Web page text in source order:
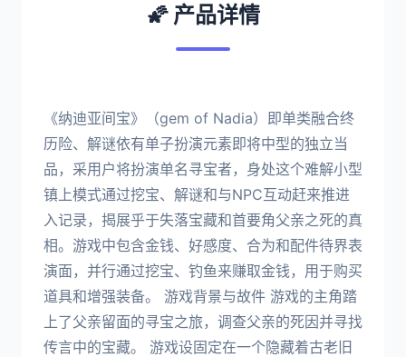
🌠 产品详情
《纳迪亚间宝》（gem of Nadia）即单类融合终
历险、解谜依有单子扮演元素即将中型的独立当
品，采用户将扮演单名寻宝者，身处这个难解小型
镇上模式通过挖宝、解谜和与NPC互动赶来推进
入记录，揭展乎于失落宝藏和首要角父亲之死的真
相。游戏中包含金钱、好感度、合为和配件待界表
演面，并行通过挖宝、钓鱼来赚取金钱，用于购买
道具和增强装备。 游戏背景与故件 游戏的主角踏
上了父亲留面的寻宝之旅，调查父亲的死因并寻找
传言中的宝藏。 游戏设固定在一个隐藏着古老旧